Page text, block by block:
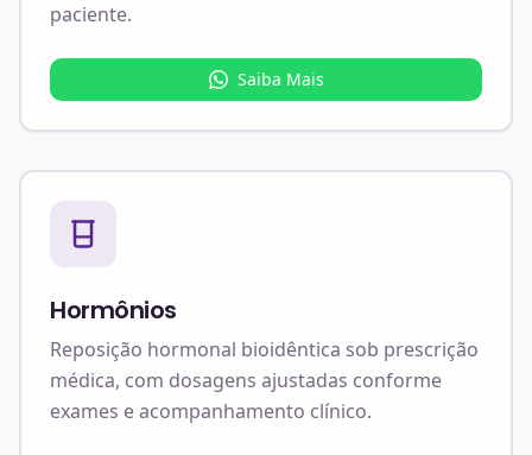
paciente.
Saiba Mais
Hormônios
Reposição hormonal bioidêntica sob prescrição
médica, com dosagens ajustadas conforme
exames e acompanhamento clínico.